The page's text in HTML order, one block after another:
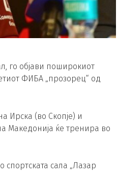
го објави поширокиот
ФИБА „прозорец“ од
Ирска (во Скопје) и
Македонија ќе тренира во
спортската сала „Лазар